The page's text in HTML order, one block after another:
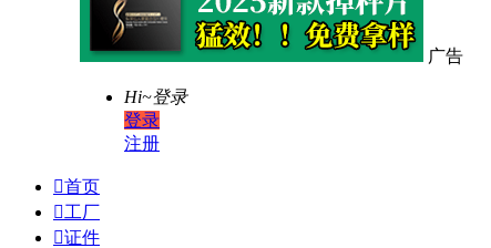
广告
Hi~登录
登录
注册
首页
工厂
证件